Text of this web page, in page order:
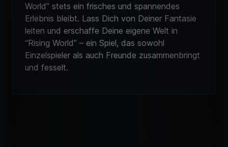
World” stets ein frisches und spannendes
Erlebnis bleibt. Lass Dich von Deiner Fantasie
leiten und erschaffe Deine eigene Welt in
“Rising World” – ein Spiel, das sowohl
Einzelspieler als auch Freunde zusammenbringt
und fesselt.